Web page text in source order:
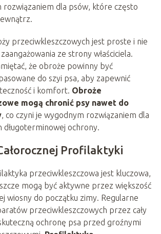
rozwiązaniem dla psów, które często
przeciwkleszczowych jest proste i nie
ze strony właściciela.
że obroże powinny być
do szyi psa, aby zapewnić
i komfort. Obroże
mogą chronić psy nawet do
, co czyni je wygodnym rozwiązaniem dla
długoterminowej ochrony.
Profilaktyki
przeciwkleszczowa jest kluczowa,
mogą być aktywne przez większość
wiosny do początku zimy. Regularne
przeciwkleszczowych przez cały
ochronę psa przed groźnymi